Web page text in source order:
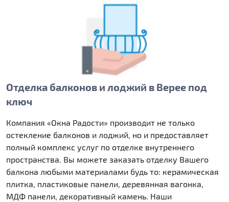
Отделка балконов и лоджий в Верее под
ключ
Компания «Окна Радости» производит не только
остекление балконов и лоджий, но и предоставляет
полный комплекс услуг по отделке внутреннего
пространства. Вы можете заказать отделку Вашего
балкона любыми материалами будь то: керамическая
плитка, пластиковые панели, деревянная вагонка,
МДФ панели, декоративный камень. Наши